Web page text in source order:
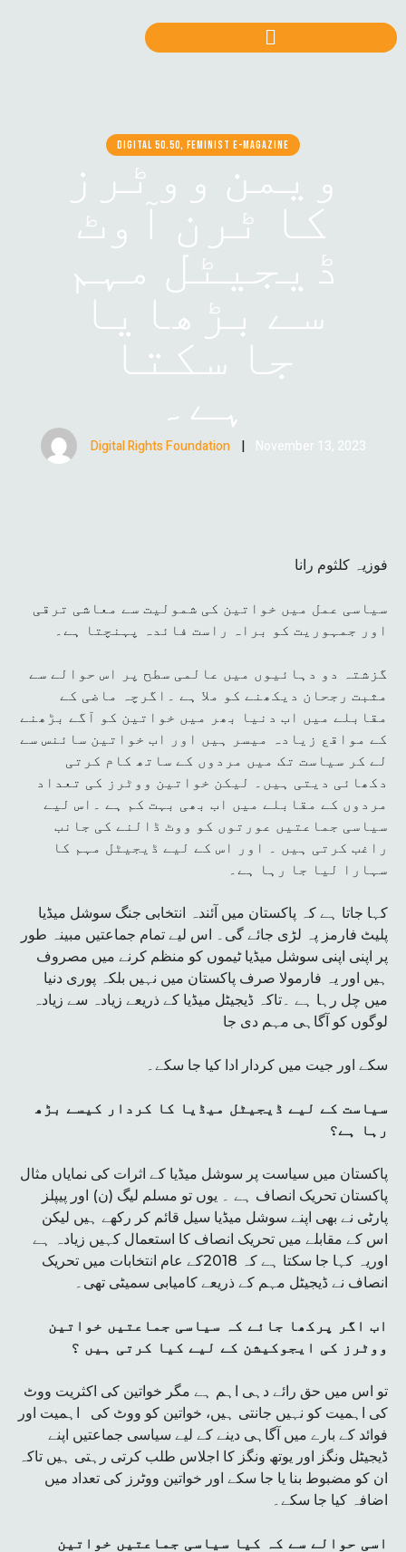
DIGITAL 50.50, FEMINIST E-MAGAZINE
ویمن ووٹرز
کا ٹرن آوٹ
ڈیجیٹل مہم
سے بڑھایا
جا سکتا
ہے۔
Digital Rights Foundation | November 13, 2023
فوزیہ کلثوم رانا
سیاسی عمل میں خواتین کی شمولیت سے معاشی ترقی
اور جمہوریت کو براہ راست فائدہ پہنچتا ہے۔
مثبت رجحان دیکھنے کو ملا ہے ۔اگرچہ ماضی کے
مقابلے میں اب دنیا بھر میں خواتین کو آگے بڑھنے
کے مواقع زیادہ میسر ہیں اور اب خواتین سائنس سے
لے کر سیاست تک میں مردوں کے ساتھ کام کرتی
دکھائی دیتی ہیں۔ لیکن خواتین ووٹرز کی تعداد
مردوں کے مقابلے میں اب بھی بہت کم ہے ۔اس لیے
سیاسی جماعتیں عورتوں کو ووٹ ڈالنے کی جانب
راغب کرتی ہیں ۔ اور اس کے لیے ڈیجیٹل مہم کا
سہارا لیا جا رہا ہے۔
کہا جاتا ہے کہ پاکستان میں آئندہ انتخابی جنگ سوشل میڈیا
پلیٹ فارمز پہ لڑی جائے گی۔ اس لیے تمام جماعتیں مبینہ طور
پر اپنی اپنی سوشل میڈیا ٹیموں کو منظم کرنے میں مصروف
ہیں اور یہ فارمولا صرف پاکستان میں نہیں بلکہ پوری دنیا
میں چل رہا ہے ۔تاکہ ڈیجیٹل میڈیا کے ذریعے زیادہ سے زیادہ
لوگوں کو آگاہی مہم دی جا
سکے اور جیت میں کردار ادا کیا جا سکے۔
سیاست کے لیے ڈیجیٹل میڈیا کا کردار کیسے بڑھ
رہا ہے؟
پاکستان میں سیاست پر سوشل میڈیا کے اثرات کی نمایاں مثال
پاکستان تحریک انصاف ہے ۔ یوں تو مسلم لیگ (ن) اور پیپلز
پارٹی نے بھی اپنے سوشل میڈیا سیل قائم کر رکھے ہیں لیکن
اس کے مقابلے میں تحریک انصاف کا استعمال کہیں زیادہ ہے
اوریہ کہا جا سکتا ہے کہ 2018کے عام انتخابات میں تحریک
انصاف نے ڈیجیٹل مہم کے ذریعے کامیابی سمیٹی تھی۔
اب اگر پرکھا جائے کہ سیاسی جماعتیں خواتین
ووٹرز کی ایجوکیشن کے لیے کیا کرتی ہیں ؟
تو اس میں حق رائے دہی اہم ہے مگر خواتین کی اکثریت ووٹ
کی اہمیت کو نہیں جانتی ہیں، خواتین کو ووٹ کی اہمیت اور
فوائد کے بارے میں آگاہی دینے کے لیے سیاسی جماعتیں اپنے
ڈیجیٹل ونگز اور یوتھ ونگز کا اجلاس طلب کرتی رہتی ہیں تاکہ
ان کو مضبوط بنا یا جا سکے اور خواتین ووٹرز کی تعداد میں
اضافہ کیا جا سکے۔
اسی حوالے سے کہ کیا سیاسی جماعتیں خواتین